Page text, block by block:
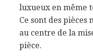
luxueux en même
Ce sont des
au centre de la
pièce.